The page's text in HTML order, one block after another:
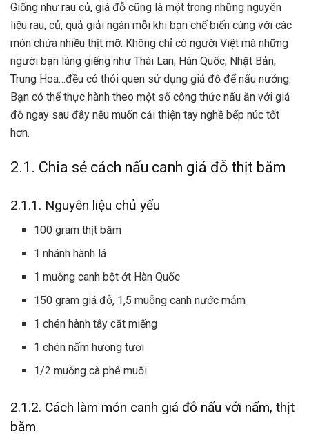
Giống như rau củ, giá đỗ cũng là một trong những nguyên
liệu rau, củ, quả giải ngán mỗi khi bạn chế biến cùng với các
món chứa nhiều thịt mỡ. Không chỉ có người Việt mà những
người bạn láng giếng như Thái Lan, Hàn Quốc, Nhật Bản,
Trung Hoa…đều có thói quen sử dụng giá đỗ để nấu nướng.
Bạn có thể thực hành theo một số công thức nấu ăn với giá
đỗ ngay sau đây nếu muốn cải thiện tay nghề bếp núc tốt
hơn.
2.1. Chia sẻ cách nấu canh giá đỗ thịt băm
2.1.1. Nguyên liệu chủ yếu
100 gram thịt băm
1 nhánh hành lá
1 muỗng canh bột ớt Hàn Quốc
150 gram giá đỗ, 1,5 muỗng canh nước mắm
1 chén hành tây cắt miếng
1 chén nấm hương tươi
1/2 muỗng cà phê muối
2.1.2. Cách làm món canh giá đỗ nấu với nấm, thịt
băm